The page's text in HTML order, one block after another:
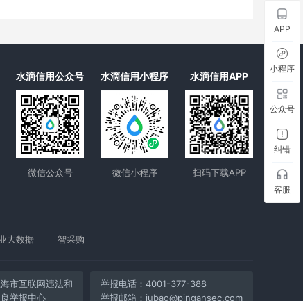
水滴信用公众号
微信公众号
水滴信用小程序
微信小程序
水滴信用APP
扫码下载APP
大数据 智采购
海市互联网违法和
举报中心
举报电话：4001-377-388
举报邮箱：jubao@pingansec.com
APP
小程序
公众号
纠错
客服